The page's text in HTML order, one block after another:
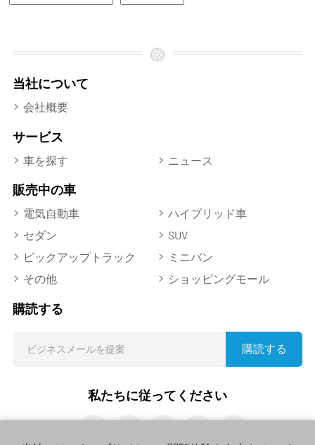
当社について
会社概要
サービス
車を探す ニュース
販売中の車
電気自動車
ハイブリッド車
セダン
SUV
ピックアップトラック
ミニバン
その他
ショッピングモール
購読する
購読する
私たちに従ってください